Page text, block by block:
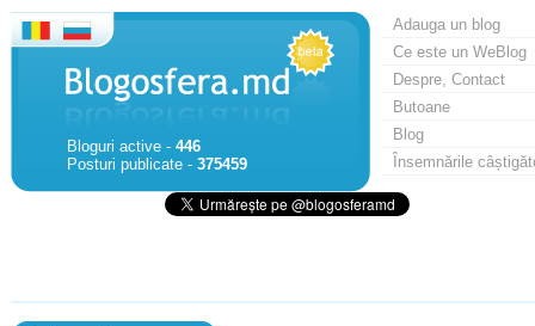
Bloguri active - 446
Posturi publicate - 375459
Adauga un blog
Ce este un WeBlog
Despre, Contact
Butoane
Blog
Însemnările